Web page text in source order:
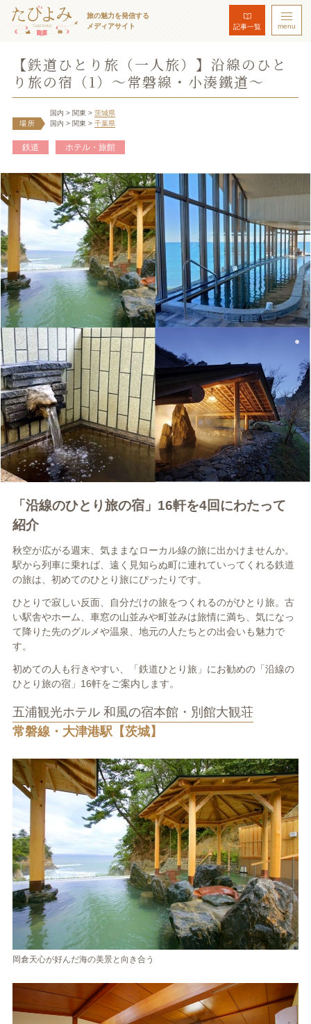
旅の魅力を発信する
メディアサイト
記事一覧 menu
【鉄道ひとり旅（一人旅）】沿線のひと
り旅の宿（1）～常磐線・小湊鐵道～
場所
国内 > 関東 > 茨城県
国内 > 関東 > 千葉県
鉄道 ホテル・旅館
「沿線のひとり旅の宿」16軒を4回にわたって
紹介
秋空が広がる週末、気ままなローカル線の旅に出かけませんか。
駅から列車に乗れば、遠く見知らぬ町に連れていってくれる鉄道
の旅は、初めてのひとり旅にぴったりです。
ひとりで寂しい反面、自分だけの旅をつくれるのがひとり旅。古
い駅舎やホーム、車窓の山並みや町並みは旅情に満ち、気になっ
て降りた先のグルメや温泉、地元の人たちとの出会いも魅力で
す。
初めての人も行きやすい、「鉄道ひとり旅」にお勧めの「沿線の
ひとり旅の宿」16軒をご案内します。
五浦観光ホテル 和風の宿本館・別館大観荘
常磐線・大津港駅【茨城】
岡倉天心が好んだ海の美景と向き合う